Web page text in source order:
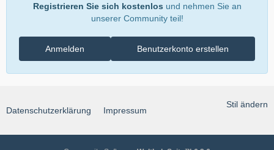
Registrieren Sie sich kostenlos und nehmen Sie an
unserer Community teil!
Benutzerkonto erstellen
Anmelden
Stil ändern
Datenschutzerklärung Impressum